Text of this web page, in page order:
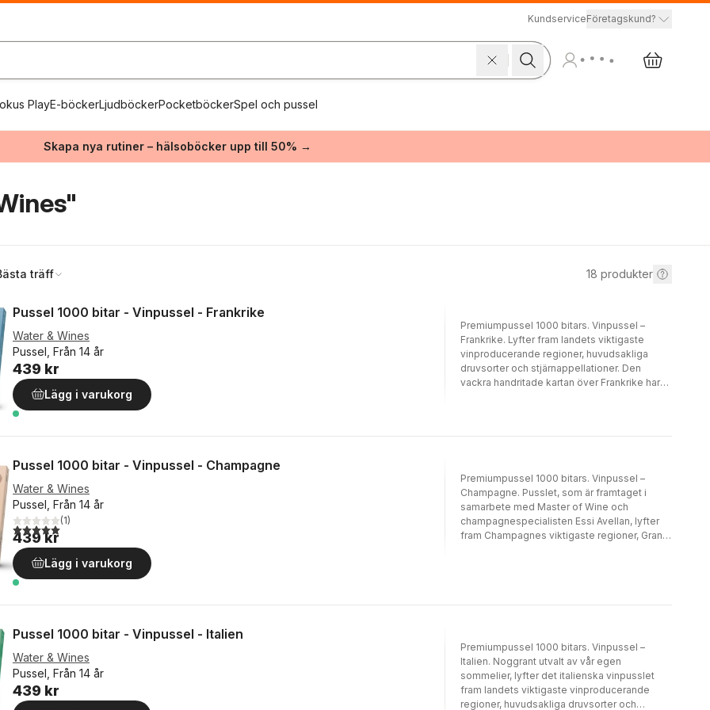
KundserviceFöretagskund?
PlayE-böckerLjudböckerPocketböckerSpel och pussel
Skapa nya rutiner – hälsoböcker upp till 50% →
träff 18 produkter
Pussel 1000 bitar - Vinpussel - Frankrike
Water & Wines
Pussel, Från 14 år
439 kr
Lägg i varukorg
Premiumpussel 1000 bitars. Vinpussel –
Frankrike. Lyfter fram landets viktigaste
vinproducerande regioner, huvudsakliga
druvsorter och stjärnappellationer. Den
vackra handritade kartan över Frankrike har
egenskaper och tips för matkombinationer!
världens främsta sommelierer.
Pussel 1000 bitar - Vinpussel - Champagne
Water & Wines
Pussel, Från 14 år
5,0utav 5 stjärnor. Totalt antal röster:
(1)
439 kr
Lägg i varukorg
Premiumpussel 1000 bitars. Vinpussel –
Champagne. Pusslet, som är framtaget i
samarbete med Master of Wine och
champagnespecialisten Essi Avellan, lyfter
fram Champagnes viktigaste regioner, Grand
hand, vår design ritades först för hand och
Pussel 1000 bitar - Vinpussel - Italien
Water & Wines
Pussel, Från 14 år
439 kr
Premiumpussel 1000 bitars. Vinpussel –
Italien. Noggrant utvalt av vår egen
sommelier, lyfter det italienska vinpusslet
fram landets viktigaste vinproducerande
regioner, huvudsakliga druvsorter och